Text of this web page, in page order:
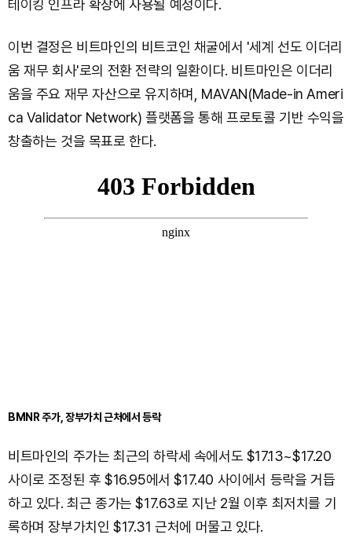
테이킹 인프라 확장에 사용될 예정이다.
이번 결정은 비트마인의 비트코인 채굴에서 '세계 선도 이더리
움 재무 회사'로의 전환 전략의 일환이다. 비트마인은 이더리
움을 주요 재무 자산으로 유지하며, MAVAN(Made-in Ameri
ca Validator Network) 플랫폼을 통해 프로토콜 기반 수익을
창출하는 것을 목표로 한다.
BMNR 주가, 장부가치 근처에서 등락
비트마인의 주가는 최근의 하락세 속에서도 $17.13~$17.20
사이로 조정된 후 $16.95에서 $17.40 사이에서 등락을 거듭
하고 있다. 최근 종가는 $17.63로 지난 2월 이후 최저치를 기
록하며 장부가치인 $17.31 근처에 머물고 있다.